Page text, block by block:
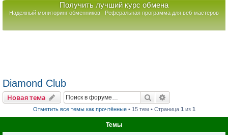
Получить лучший курс обмена
Надежный мониторинг обменников Реферальная программа для веб-мастеров
Diamond Club
Новая тема Поиск
Отметить все темы как прочтённые• 15 тем • Страница 1 из 1
Темы